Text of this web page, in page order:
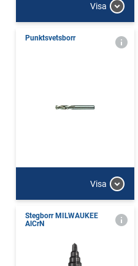
Visa
Punktsvetsborr
Visa
Stegborr MILWAUKEE
AlCrN